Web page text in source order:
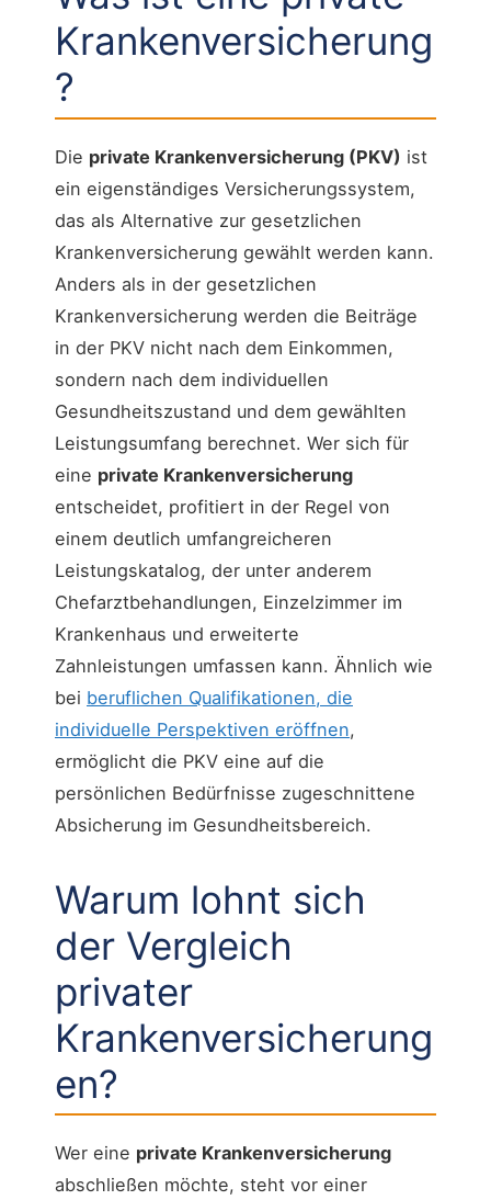
Krankenversicherung
?
Die private Krankenversicherung (PKV) ist
ein eigenständiges Versicherungssystem,
das als Alternative zur gesetzlichen
Krankenversicherung gewählt werden kann.
Anders als in der gesetzlichen
Krankenversicherung werden die Beiträge
in der PKV nicht nach dem Einkommen,
sondern nach dem individuellen
Gesundheitszustand und dem gewählten
Leistungsumfang berechnet. Wer sich für
eine private Krankenversicherung
entscheidet, profitiert in der Regel von
einem deutlich umfangreicheren
Leistungskatalog, der unter anderem
Chefarztbehandlungen, Einzelzimmer im
Krankenhaus und erweiterte
Zahnleistungen umfassen kann. Ähnlich wie
bei beruflichen Qualifikationen, die
individuelle Perspektiven eröffnen,
ermöglicht die PKV eine auf die
persönlichen Bedürfnisse zugeschnittene
Absicherung im Gesundheitsbereich.
Warum lohnt sich
der Vergleich
privater
Krankenversicherung
en?
Wer eine private Krankenversicherung
abschließen möchte, steht vor einer